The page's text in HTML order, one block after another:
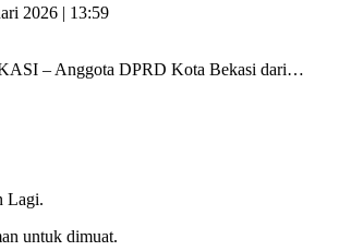
2026 | 13:59
– Anggota DPRD Kota Bekasi dari…
Lagi.
untuk dimuat.